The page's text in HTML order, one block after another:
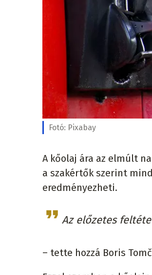
Fotó: Pixabay
A kőolaj ára az elmúlt
a szakértők szerint
eredményezheti.
Az előzetes
– tette hozzá Boris